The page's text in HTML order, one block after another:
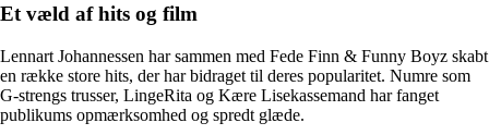
Et væld af hits og film
Lennart Johannessen har sammen med Fede Finn & Funny Boyz skabt
en række store hits, der har bidraget til deres popularitet. Numre som
G-strengs trusser, LingeRita og Kære Lisekassemand har fanget
publikums opmærksomhed og spredt glæde.